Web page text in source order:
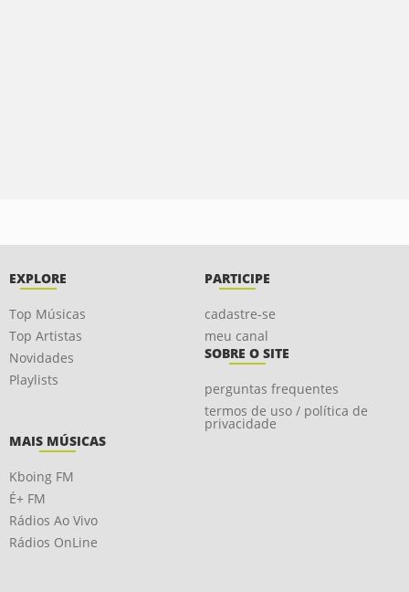
EXPLORE
Top Músicas
Top Artistas
Novidades
Playlists
PARTICIPE
cadastre-se
meu canal
SOBRE O SITE
perguntas frequentes
termos de uso / política de
privacidade
MAIS MÚSICAS
Kboing FM
É+ FM
Rádios Ao Vivo
Rádios OnLine